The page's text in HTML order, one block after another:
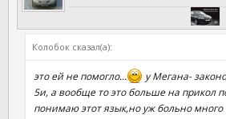
Колобок сказал(а):
это ей не помогло...
у Мегана-
5и, а вообще то это больше на прикол
понимаю этот язык,но уж больно много